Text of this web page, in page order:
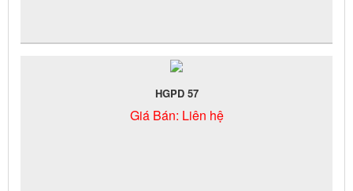
HGPD 57
Giá Bán: Liên hệ